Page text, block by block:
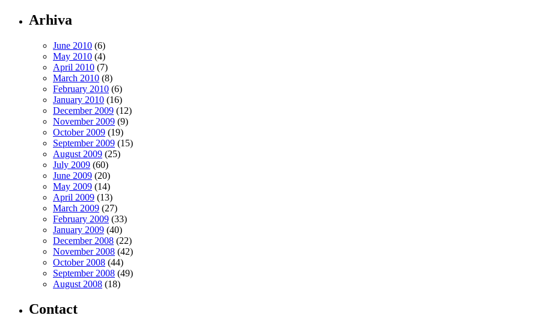
Arhiva
June 2010 (6)
May 2010 (4)
April 2010 (7)
March 2010 (8)
February 2010 (6)
January 2010 (16)
December 2009 (12)
November 2009 (9)
October 2009 (19)
September 2009 (15)
August 2009 (25)
July 2009 (60)
June 2009 (20)
May 2009 (14)
April 2009 (13)
March 2009 (27)
February 2009 (33)
January 2009 (40)
December 2008 (22)
November 2008 (42)
October 2008 (44)
September 2008 (49)
August 2008 (18)
Contact